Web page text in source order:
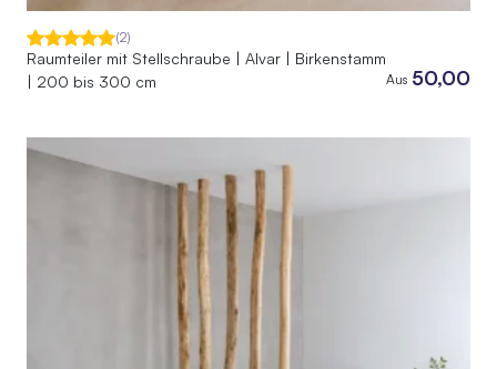
(2)
Raumteiler mit Stellschraube | Alvar | Birkenstamm
| 200 bis 300 cm
Aus 50,00